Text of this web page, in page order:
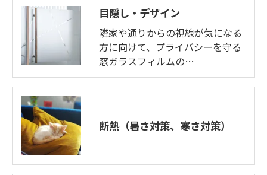
目隠し・デザイン
隣家や通りからの視線が気になる
方に向けて、プライバシーを守る
窓ガラスフィルムの…
断熱（暑さ対策、寒さ対策）